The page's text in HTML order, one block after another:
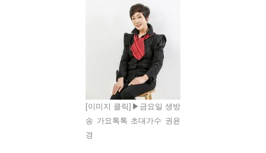
[이미지 클릭]▶금요일 생방
송 가요톡톡 초대가수 권윤
경